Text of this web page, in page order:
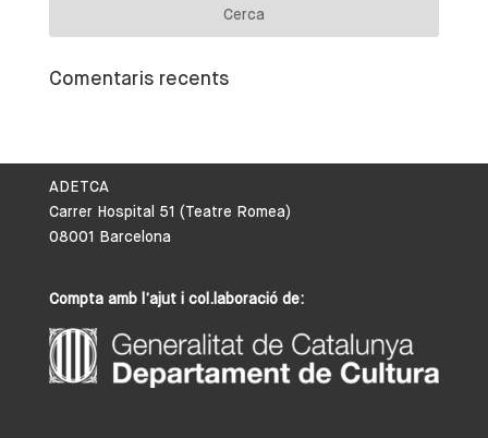
Comentaris recents
ADETCA
Carrer Hospital 51 (Teatre Romea)
08001 Barcelona
Compta amb l’ajut i col.laboració de: